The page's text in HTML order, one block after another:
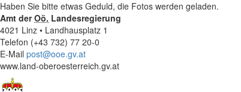
Haben Sie bitte etwas Geduld, die Fotos werden geladen.
Amt derOö. Landesregierung
4021 Linz • Landhausplatz 1
Telefon (+43 732) 77 20-0
E-Mail post@ooe.gv.at
www.land-oberoesterreich.gv.at